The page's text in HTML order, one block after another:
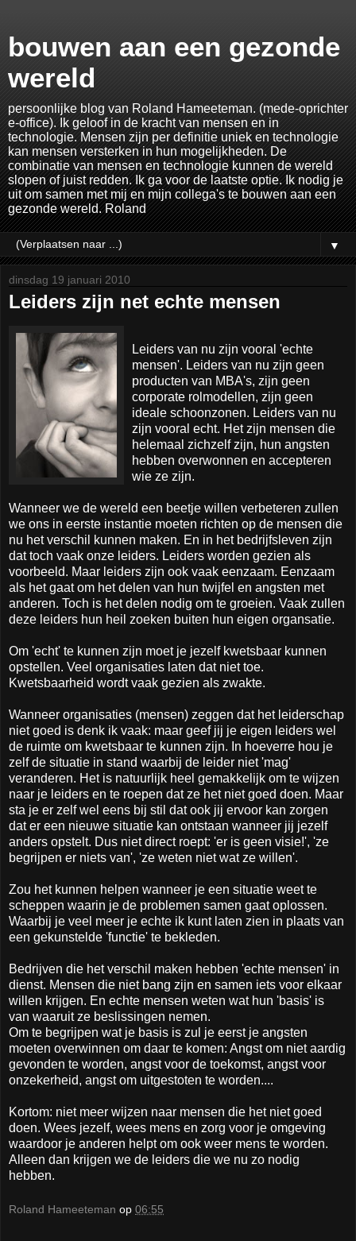
bouwen aan een gezonde
wereld
persoonlijke blog van Roland Hameeteman. (mede-oprichter
e-office). Ik geloof in de kracht van mensen en in
technologie. Mensen zijn per definitie uniek en technologie
kan mensen versterken in hun mogelijkheden. De
combinatie van mensen en technologie kunnen de wereld
slopen of juist redden. Ik ga voor de laatste optie. Ik nodig je
uit om samen met mij en mijn collega's te bouwen aan een
gezonde wereld. Roland
▼
dinsdag 19 januari 2010
Leiders zijn net echte mensen
Leiders van nu zijn vooral 'echte
mensen'. Leiders van nu zijn geen
producten van MBA's, zijn geen
corporate rolmodellen, zijn geen
ideale schoonzonen. Leiders van nu
zijn vooral echt. Het zijn mensen die
helemaal zichzelf zijn, hun angsten
hebben overwonnen en accepteren
wie ze zijn.
Wanneer we de wereld een beetje willen verbeteren zullen
we ons in eerste instantie moeten richten op de mensen die
nu het verschil kunnen maken. En in het bedrijfsleven zijn
dat toch vaak onze leiders. Leiders worden gezien als
voorbeeld. Maar leiders zijn ook vaak eenzaam. Eenzaam
als het gaat om het delen van hun twijfel en angsten met
anderen. Toch is het delen nodig om te groeien. Vaak zullen
deze leiders hun heil zoeken buiten hun eigen organsatie.
Om 'echt' te kunnen zijn moet je jezelf kwetsbaar kunnen
opstellen. Veel organisaties laten dat niet toe.
Kwetsbaarheid wordt vaak gezien als zwakte.
Wanneer organisaties (mensen) zeggen dat het leiderschap
niet goed is denk ik vaak: maar geef jij je eigen leiders wel
de ruimte om kwetsbaar te kunnen zijn. In hoeverre hou je
zelf de situatie in stand waarbij de leider niet 'mag'
veranderen. Het is natuurlijk heel gemakkelijk om te wijzen
naar je leiders en te roepen dat ze het niet goed doen. Maar
sta je er zelf wel eens bij stil dat ook jij ervoor kan zorgen
dat er een nieuwe situatie kan ontstaan wanneer jij jezelf
anders opstelt. Dus niet direct roept: 'er is geen visie!', 'ze
begrijpen er niets van', 'ze weten niet wat ze willen'.
Zou het kunnen helpen wanneer je een situatie weet te
scheppen waarin je de problemen samen gaat oplossen.
Waarbij je veel meer je echte ik kunt laten zien in plaats van
een gekunstelde 'functie' te bekleden.
Bedrijven die het verschil maken hebben 'echte mensen' in
dienst. Mensen die niet bang zijn en samen iets voor elkaar
willen krijgen. En echte mensen weten wat hun 'basis' is
van waaruit ze beslissingen nemen.
Om te begrijpen wat je basis is zul je eerst je angsten
moeten overwinnen om daar te komen: Angst om niet aardig
gevonden te worden, angst voor de toekomst, angst voor
onzekerheid, angst om uitgestoten te worden....
Kortom: niet meer wijzen naar mensen die het niet goed
doen. Wees jezelf, wees mens en zorg voor je omgeving
waardoor je anderen helpt om ook weer mens te worden.
Alleen dan krijgen we de leiders die we nu zo nodig
hebben.
Roland Hameeteman op 06:55